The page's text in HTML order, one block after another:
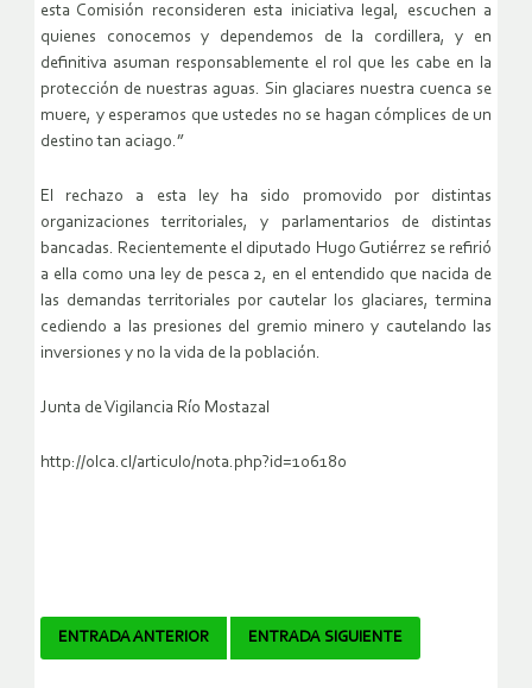
esta Comisión reconsideren esta iniciativa legal, escuchen a
quienes conocemos y dependemos de la cordillera, y en
definitiva asuman responsablemente el rol que les cabe en la
protección de nuestras aguas. Sin glaciares nuestra cuenca se
muere, y esperamos que ustedes no se hagan cómplices de un
destino tan aciago.”
El rechazo a esta ley ha sido promovido por distintas
organizaciones territoriales, y parlamentarios de distintas
bancadas. Recientemente el diputado Hugo Gutiérrez se refirió
a ella como una ley de pesca 2, en el entendido que nacida de
las demandas territoriales por cautelar los glaciares, termina
cediendo a las presiones del gremio minero y cautelando las
inversiones y no la vida de la población.
Junta de Vigilancia Río Mostazal
http://olca.cl/articulo/nota.php?id=106180
Navegador
ENTRADA ANTERIOR ENTRADA SIGUIENTE